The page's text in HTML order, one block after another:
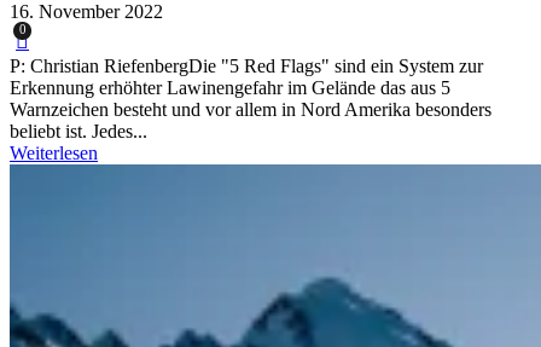
16. November 2022
0
P: Christian RiefenbergDie "5 Red Flags" sind ein System zur
Erkennung erhöhter Lawinengefahr im Gelände das aus 5
Warnzeichen besteht und vor allem in Nord Amerika besonders
beliebt ist. Jedes...
Weiterlesen